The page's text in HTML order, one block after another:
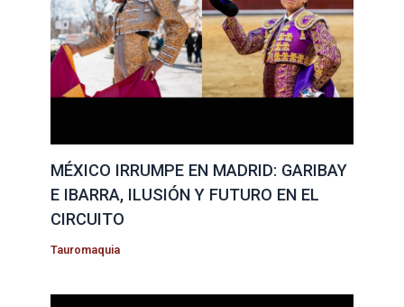
MÉXICO IRRUMPE EN MADRID: GARIBAY
E IBARRA, ILUSIÓN Y FUTURO EN EL
CIRCUITO
Tauromaquia